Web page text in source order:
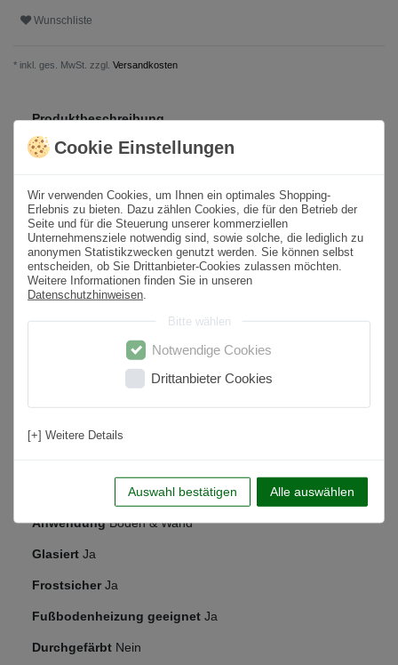
Wunschliste
* inkl. ges. MwSt. zzgl. Versandkosten
Produktbeschreibung
Format
Stärke / Höhe (mm) 9
Paketinhalt 1,44m² /2St.
Sortierung 1. Wahl
Oberfläche Matt
Feinsteinzeug
Kantenbearbeitung Rektifiziert
Rutschfestigkeit
Anwendung Boden & Wand
Glasiert Ja
Frostsicher Ja
Fußbodenheizung geeignet Ja
Durchgefärbt Nein
Cookie Einstellungen
Wir verwenden Cookies, um Ihnen ein optimales Shopping-
Erlebnis zu bieten. Dazu zählen Cookies, die für den Betrieb der
Seite und für die Steuerung unserer kommerziellen
Unternehmensziele notwendig sind, sowie solche, die lediglich zu
anonymen Statistikzwecken genutzt werden. Sie können selbst
entscheiden, ob Sie Drittanbieter-Cookies zulassen möchten.
Weitere Informationen finden Sie in unseren
Datenschutzhinweisen
Bitte wählen
Notwendige Cookies
Drittanbieter Cookies
[+] Weitere Details
Auswahl bestätigen Alle auswählen